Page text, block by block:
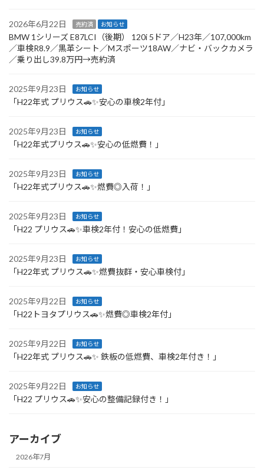
2026年6月22日 売約済 お知らせ
BMW 1シリーズ E87LCI（後期） 120i 5ドア／H23年／107,000km
／車検R8.9／黒革シート／Mスポーツ18AW／ナビ・バックカメラ
／乗り出し39.8万円→売約済
2025年9月23日 お知らせ
「H22年式 プリウス🚗✨安心の車検2年付」
2025年9月23日 お知らせ
「H22年式プリウス🚗✨安心の低燃費！」
2025年9月23日 お知らせ
「H22年式プリウス🚗✨燃費◎入荷！」
2025年9月23日 お知らせ
「H22 プリウス🚗✨車検2年付！安心の低燃費」
2025年9月23日 お知らせ
「H22年式 プリウス🚗✨燃費抜群・安心車検付」
2025年9月22日 お知らせ
「H22トヨタプリウス🚗✨燃費◎車検2年付」
2025年9月22日 お知らせ
「H22年式 プリウス🚗✨ 鉄板の低燃費、車検2年付き！」
2025年9月22日 お知らせ
「H22 プリウス🚗✨安心の整備記録付き！」
アーカイブ
2026年7月